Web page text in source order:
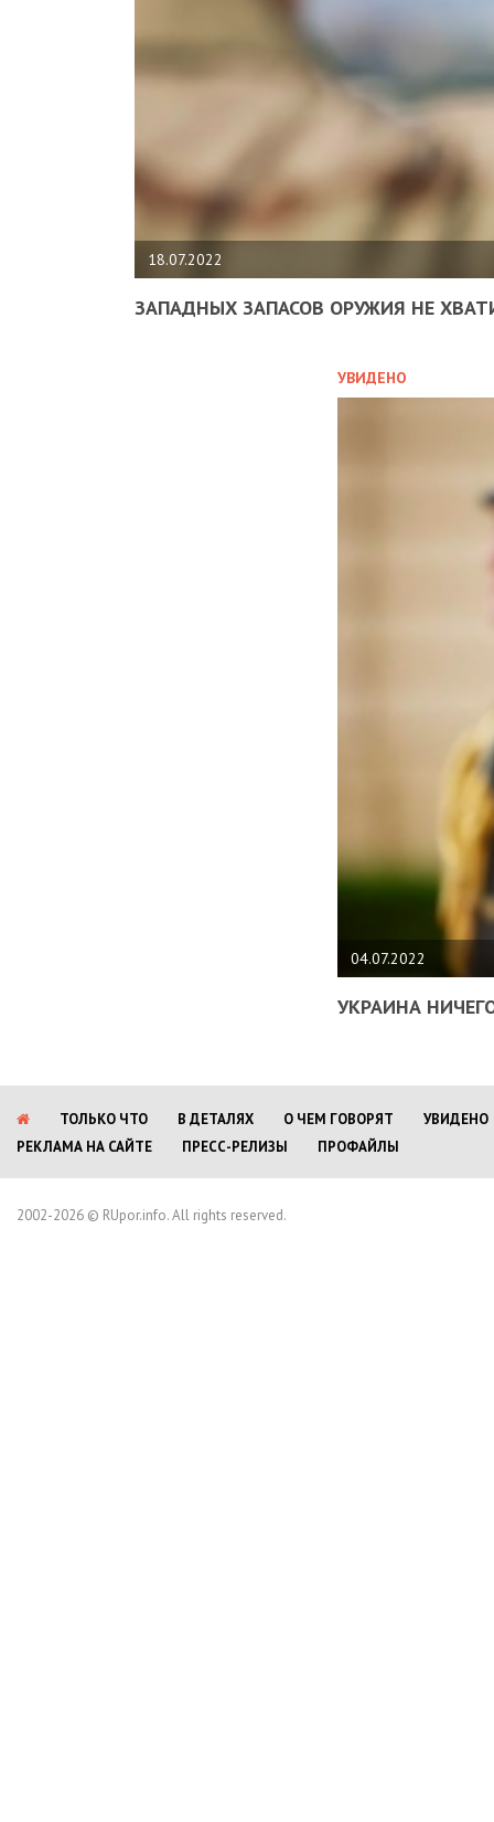
18.07.2022
ЗАПАДНЫХ ЗАПАСОВ ОРУЖИЯ НЕ
УВИДЕНО
04.07.2022
УКРАИНА
ТОЛЬКО ЧТО В ДЕТАЛЯХ О ЧЕМ ГОВОРЯТ
УВИДЕНО
РЕКЛАМА НА САЙТЕ
ПРЕСС-РЕЛИЗЫ ПРОФАЙЛЫ
2002-2026 © RUpor.info. All rights reserved.